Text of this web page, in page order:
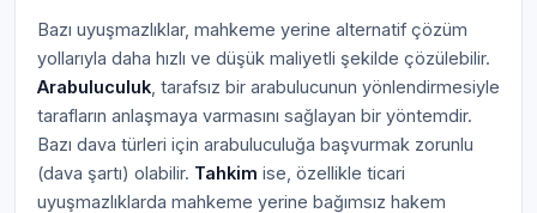
Bazı uyuşmazlıklar, mahkeme yerine alternatif çözüm
yollarıyla daha hızlı ve düşük maliyetli şekilde çözülebilir.
Arabuluculuk , tarafsız bir arabulucunun yönlendirmesiyle
tarafların anlaşmaya varmasını sağlayan bir yöntemdir.
Bazı dava türleri için arabuluculuğa başvurmak zorunlu
(dava şartı) olabilir. Tahkim ise, özellikle ticari
uyuşmazlıklarda mahkeme yerine bağımsız hakem